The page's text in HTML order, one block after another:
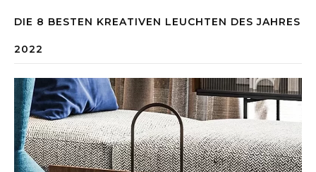
DIE 8 BESTEN KREATIVEN LEUCHTEN DES JAHRES
2022